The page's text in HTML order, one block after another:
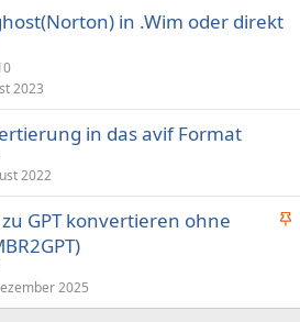
in .Wim oder direkt
2023
in das avif Format
2022
A
p
zu GPT konvertieren ohne
2025